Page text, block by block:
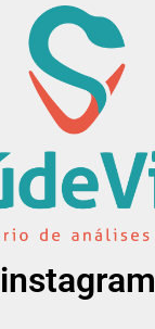
instagram